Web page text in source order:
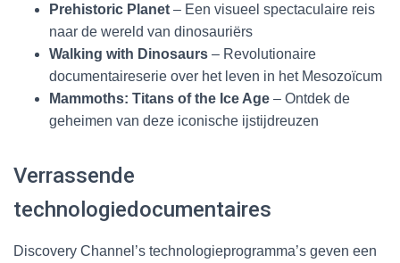
Prehistoric Planet – Een visueel spectaculaire reis
naar de wereld van dinosauriërs
Walking with Dinosaurs – Revolutionaire
documentaireserie over het leven in het Mesozoïcum
Mammoths: Titans of the Ice Age – Ontdek de
geheimen van deze iconische ijstijdreuzen
Verrassende
technologiedocumentaires
Discovery Channel’s technologieprogramma’s geven een